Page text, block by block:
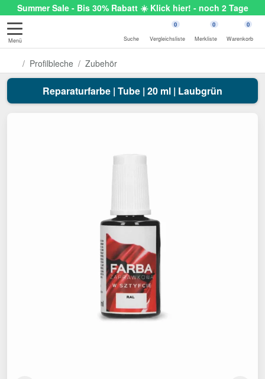
Summer Sale - Bis 30% Rabatt ☀️ Klick hier! - noch 2 Tage
Menü Suche
0
Vergleichsliste
0
Merkliste
0
Warenkorb
Profilbleche Zubehör
Reparaturfarbe | Tube | 20 ml | Laubgrün